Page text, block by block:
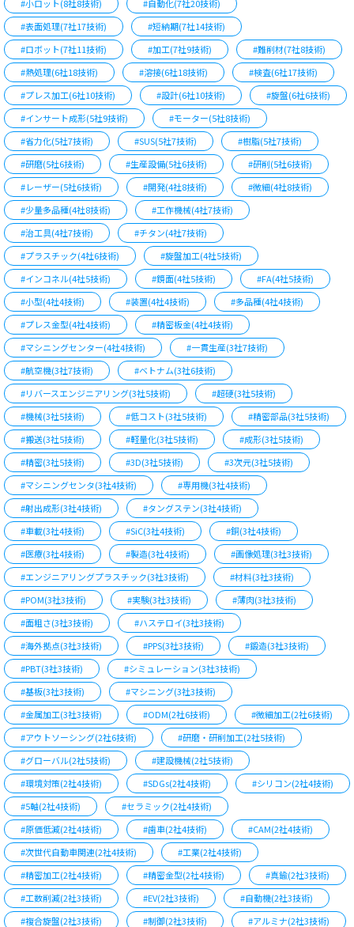
#小ロット(8社8技術)
#自動化(7社20技術)
#表面処理(7社17技術)
#短納期(7社14技術)
#ロボット(7社11技術)
#加工(7社9技術)
#難削材(7社8技術)
#熱処理(6社18技術)
#溶接(6社18技術)
#検査(6社17技術)
#プレス加工(6社10技術)
#設計(6社10技術)
#旋盤(6社6技術)
#インサート成形(5社9技術)
#モーター(5社8技術)
#省力化(5社7技術)
#SUS(5社7技術)
#樹脂(5社7技術)
#研磨(5社6技術)
#生産設備(5社6技術)
#研削(5社6技術)
#レーザー(5社6技術)
#開発(4社8技術)
#微細(4社8技術)
#少量多品種(4社8技術)
#工作機械(4社7技術)
#治工具(4社7技術)
#チタン(4社7技術)
#プラスチック(4社6技術)
#旋盤加工(4社5技術)
#インコネル(4社5技術)
#鏡面(4社5技術)
#FA(4社5技術)
#小型(4社4技術)
#装置(4社4技術)
#多品種(4社4技術)
#プレス金型(4社4技術)
#精密板金(4社4技術)
#マシニングセンター(4社4技術)
#一貫生産(3社7技術)
#航空機(3社7技術)
#ベトナム(3社6技術)
#リバースエンジニアリング(3社5技術)
#超硬(3社5技術)
#機械(3社5技術)
#低コスト(3社5技術)
#精密部品(3社5技術)
#搬送(3社5技術)
#軽量化(3社5技術)
#成形(3社5技術)
#精密(3社5技術)
#3D(3社5技術)
#3次元(3社5技術)
#マシニングセンタ(3社4技術)
#専用機(3社4技術)
#射出成形(3社4技術)
#タングステン(3社4技術)
#車載(3社4技術)
#SiC(3社4技術)
#銅(3社4技術)
#医療(3社4技術)
#製造(3社4技術)
#画像処理(3社3技術)
#エンジニアリングプラスチック(3社3技術)
#材料(3社3技術)
#POM(3社3技術)
#実験(3社3技術)
#薄肉(3社3技術)
#面粗さ(3社3技術)
#ハステロイ(3社3技術)
#海外拠点(3社3技術)
#PPS(3社3技術)
#鍛造(3社3技術)
#PBT(3社3技術)
#シミュレーション(3社3技術)
#基板(3社3技術)
#マシニング(3社3技術)
#金属加工(3社3技術)
#ODM(2社6技術)
#微細加工(2社6技術)
#アウトソーシング(2社6技術)
#研磨・研削加工(2社5技術)
#グローバル(2社5技術)
#建設機械(2社5技術)
#環境対策(2社4技術)
#SDGs(2社4技術)
#シリコン(2社4技術)
#5軸(2社4技術)
#セラミック(2社4技術)
#原価低減(2社4技術)
#歯車(2社4技術)
#CAM(2社4技術)
#次世代自動車関連(2社4技術)
#工業(2社4技術)
#精密加工(2社4技術)
#精密金型(2社4技術)
#真鍮(2社3技術)
#工数削減(2社3技術)
#EV(2社3技術)
#自動機(2社3技術)
#複合旋盤(2社3技術)
#制御(2社3技術)
#アルミナ(2社3技術)